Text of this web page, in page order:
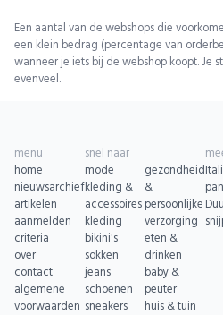
Een aantal van de webshops die
een klein bedrag (percentage van
wanneer je iets bij de webshop koopt. Je
evenveel.
menu
home
nieuwsarchief
artikelen
aanmelden
criteria
over
contact
algemene
voorwaarden
snel naar
mode
kleding &
accessoires
kleding
bikini's
sokken
jeans
schoenen
sneakers
gezondheid
&
persoonlijke
verzorging
eten &
drinken
baby &
peuter
huis & tuin